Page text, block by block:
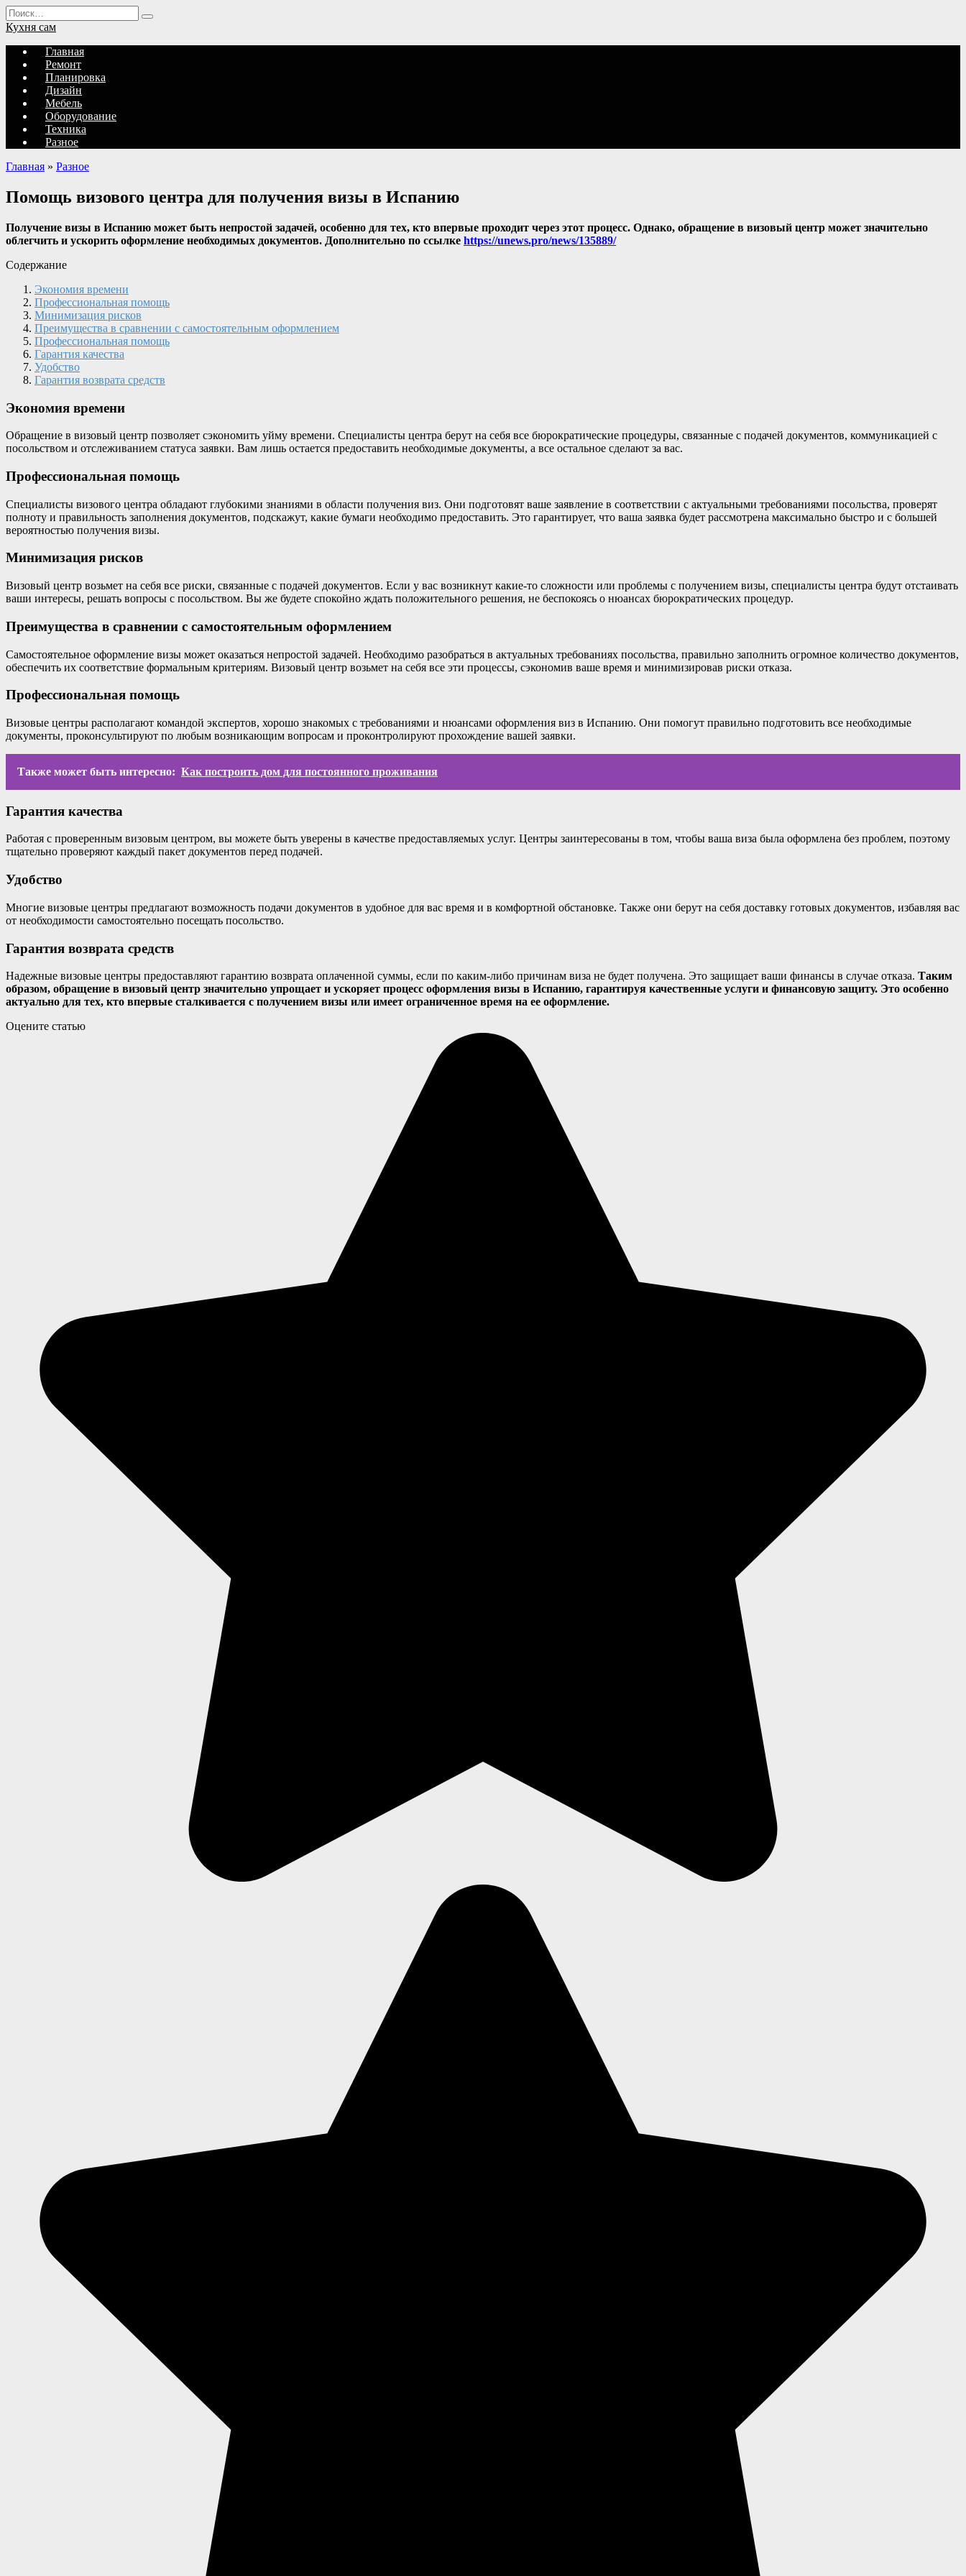
Перейти
к
содержанию
Search
for:
Кухня сам
Главная
Ремонт
Планировка
Дизайн
Мебель
Оборудование
Техника
Разное
Главная » Разное
Помощь визового центра для получения визы в Испанию
Получение визы в Испанию может быть непростой задачей, особенно для тех, кто впервые проходит через этот процесс. Однако, обращение в визовый центр может значительно
облегчить и ускорить оформление необходимых документов. Дополнительно по ссылке https://unews.pro/news/135889/
Содержание
Экономия времени
Профессиональная помощь
Минимизация рисков
Преимущества в сравнении с самостоятельным оформлением
Профессиональная помощь
Гарантия качества
Удобство
Гарантия возврата средств
Экономия времени
Обращение в визовый центр позволяет сэкономить уйму времени. Специалисты центра берут на себя все бюрократические процедуры, связанные с подачей документов, коммуникацией с
посольством и отслеживанием статуса заявки. Вам лишь остается предоставить необходимые документы, а все остальное сделают за вас.
Профессиональная помощь
Специалисты визового центра обладают глубокими знаниями в области получения виз. Они подготовят ваше заявление в соответствии с актуальными требованиями посольства, проверят
полноту и правильность заполнения документов, подскажут, какие бумаги необходимо предоставить. Это гарантирует, что ваша заявка будет рассмотрена максимально быстро и с большей
вероятностью получения визы.
Минимизация рисков
Визовый центр возьмет на себя все риски, связанные с подачей документов. Если у вас возникнут какие-то сложности или проблемы с получением визы, специалисты центра будут отстаивать
ваши интересы, решать вопросы с посольством. Вы же будете спокойно ждать положительного решения, не беспокоясь о нюансах бюрократических процедур.
Преимущества в сравнении с самостоятельным оформлением
Самостоятельное оформление визы может оказаться непростой задачей. Необходимо разобраться в актуальных требованиях посольства, правильно заполнить огромное количество документов,
обеспечить их соответствие формальным критериям. Визовый центр возьмет на себя все эти процессы, сэкономив ваше время и минимизировав риски отказа.
Профессиональная помощь
Визовые центры располагают командой экспертов, хорошо знакомых с требованиями и нюансами оформления виз в Испанию. Они помогут правильно подготовить все необходимые
документы, проконсультируют по любым возникающим вопросам и проконтролируют прохождение вашей заявки.
Также может быть интересно: Как построить дом для постоянного проживания
Гарантия качества
Работая с проверенным визовым центром, вы можете быть уверены в качестве предоставляемых услуг. Центры заинтересованы в том, чтобы ваша виза была оформлена без проблем, поэтому
тщательно проверяют каждый пакет документов перед подачей.
Удобство
Многие визовые центры предлагают возможность подачи документов в удобное для вас время и в комфортной обстановке. Также они берут на себя доставку готовых документов, избавляя вас
от необходимости самостоятельно посещать посольство.
Гарантия возврата средств
Надежные визовые центры предоставляют гарантию возврата оплаченной суммы, если по каким-либо причинам виза не будет получена. Это защищает ваши финансы в случае отказа. Таким
образом, обращение в визовый центр значительно упрощает и ускоряет процесс оформления визы в Испанию, гарантируя качественные услуги и финансовую защиту. Это особенно
актуально для тех, кто впервые сталкивается с получением визы или имеет ограниченное время на ее оформление.
Оцените статью